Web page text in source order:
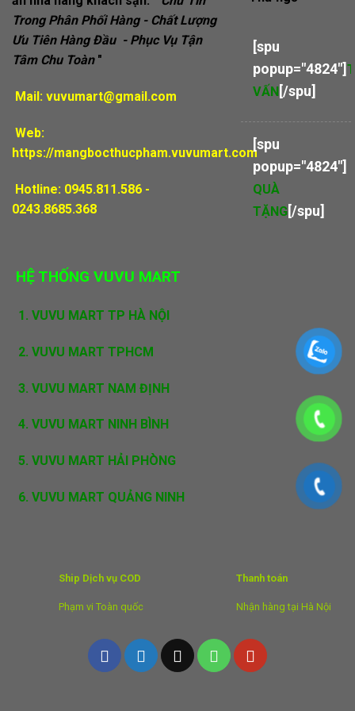
Trong Phân Phối Hàng - Chất Lượng
Ưu Tiên Hàng Đầu - Phục Vụ Tận
Tâm Chu Toàn"
Mail: vuvumart@gmail.com
Web:
https://mangbocthucpham.vuvumart.com
Hotline: 0945.811.586 -
0243.8685.368
[spu
popup="4824"]
VẤN[/spu]
[spu
popup="4824"]
QUÀ
TẶNG[/spu]
HỆ THỐNG VUVU MART
1. VUVU MART TP HÀ NỘI
2. VUVU MART TPHCM
3. VUVU MART NAM ĐỊNH
4. VUVU MART NINH BÌNH
5. VUVU MART HẢI PHÒNG
6. VUVU MART QUẢNG NINH
Ship Dịch vụ COD
Phạm vi Toàn quốc
Thanh toán
Nhận hàng tại Hà Nội